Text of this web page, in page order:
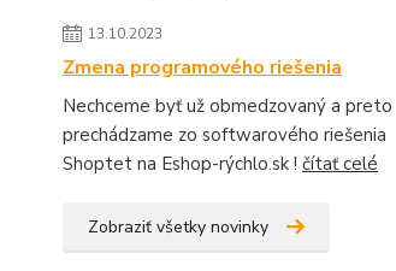
13.10.2023
Zmena programového riešenia
Nechceme byť už obmedzovaný a preto
prechádzame zo softwarového riešenia
Shoptet na Eshop-rýchlo.sk ! čítať celé
Zobraziť všetky novinky